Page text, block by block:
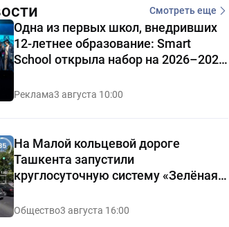
Смотреть еще
Одна из первых школ, внедривших
12-летнее образование: Smart
School открыла набор на 2026–2027
учебный год
Реклама3 августа 10:00
На Малой кольцевой дороге
Ташкента запустили
круглосуточную систему «Зелёная
волна»
Общество3 августа 16:00